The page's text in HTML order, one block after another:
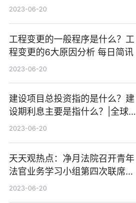
点
2023-06-20
工程变更的一般程序是什么？工
程变更的6大原因分析 每日简讯
2023-06-20
建设项目总投资指的是什么？建
设期利息主要是指什么？|全球快
看
2023-06-20
天天观热点：净月法院召开青年
法官业务学习小组第四次联席会
议
2023-06-20